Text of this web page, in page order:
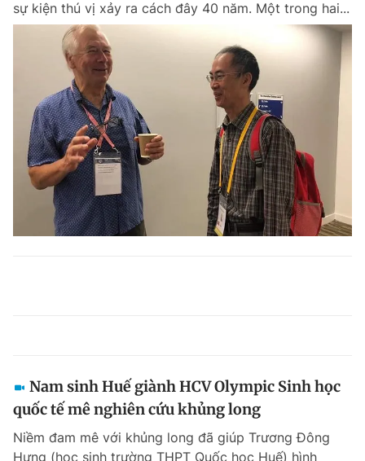
sự kiện thú vị xảy ra cách đây 40 năm. Một trong hai...
Nam sinh Huế giành HCV Olympic Sinh học
quốc tế mê nghiên cứu khủng long
Niềm đam mê với khủng long đã giúp Trương Đông
Hưng (học sinh trường THPT Quốc học Huế) hình